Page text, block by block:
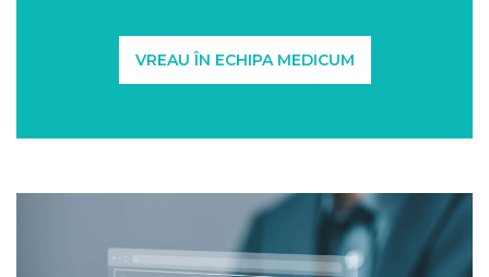
VREAU ÎN ECHIPA MEDICUM